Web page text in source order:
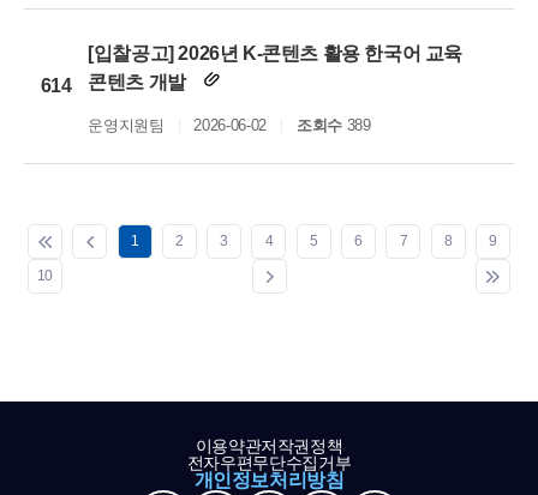
614
[입찰공고] 2026년 K-콘텐츠 활용 한국어 교육
콘텐츠 개발
운영지원팀 2026-06-02 조회수389
1 2 3 4 5 6 7 8 9
10
이용약관저작권정책
전자우편무단수집거부
개인정보처리방침